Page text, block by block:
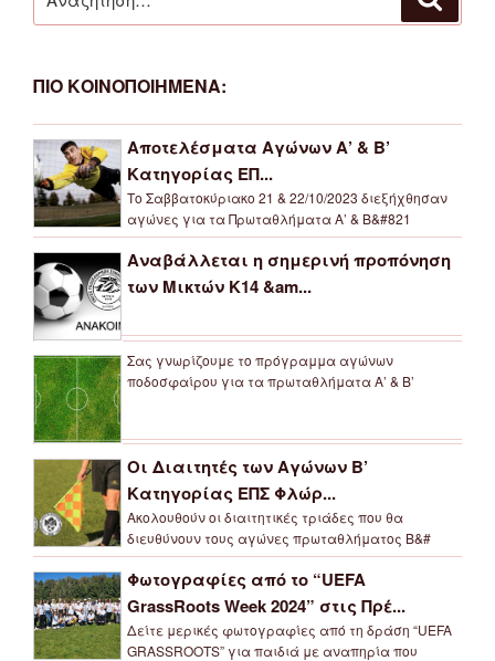
για:
ΠΙΟ ΚΟΙΝΟΠΟΙΗΜΕΝΑ:
Αποτελέσματα Αγώνων Α’ & Β’
Κατηγορίας ΕΠ...
Το Σαββατοκύριακο 21 & 22/10/2023 διεξήχθησαν
αγώνες για τα Πρωταθλήματα Α’ & Β&#821
Αναβάλλεται η σημερινή προπόνηση
των Μικτών Κ14 &am...
Σας γνωρίζουμε το πρόγραμμα αγώνων
ποδοσφαίρου για τα πρωταθλήματα Α’ & Β’
Οι Διαιτητές των Αγώνων Β’
Κατηγορίας ΕΠΣ Φλώρ...
Ακολουθούν οι διαιτητικές τριάδες που θα
διευθύνουν τους αγώνες πρωταθλήματος Β&#
Φωτογραφίες από το “UEFA
GrassRoots Week 2024” στις Πρέ...
Δείτε μερικές φωτογραφίες από τη δράση “UEFA
GRASSROOTS” για παιδιά με αναπηρία που